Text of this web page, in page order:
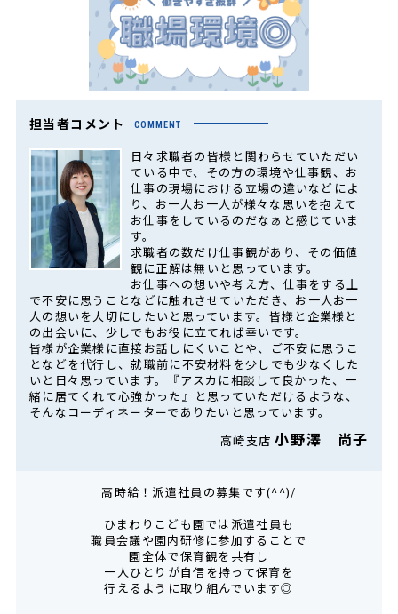
担当者コメント COMMENT
日々求職者の皆様と関わらせていただい
ている中で、その方の環境や仕事観、お
仕事の現場における立場の違いなどによ
り、お一人お一人が様々な思いを抱えて
お仕事をしているのだなぁと感じていま
す。
求職者の数だけ仕事観があり、その価値
観に正解は無いと思っています。
お仕事への想いや考え方、仕事をする上
で不安に思うことなどに触れさせていただき、お一人お一
人の想いを大切にしたいと思っています。皆様と企業様と
の出会いに、少しでもお役に立てれば幸いです。
皆様が企業様に直接お話しにくいことや、ご不安に思うこ
となどを代行し、就職前に不安材料を少しでも少なくした
いと日々思っています。『アスカに相談して良かった、一
緒に居てくれて心強かった』と思っていただけるような、
そんなコーディネーターでありたいと思っています。
高崎支店小野澤 尚子
高時給！派遣社員の募集です(^^)/
ひまわりこども園では派遣社員も
職員会議や園内研修に参加することで
園全体で保育観を共有し
一人ひとりが自信を持って保育を
行えるように取り組んでいます◎